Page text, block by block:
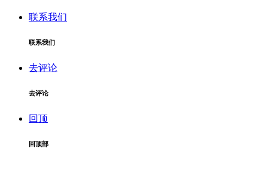
联系我们
联系我们
去评论
去评论
回顶
回顶部